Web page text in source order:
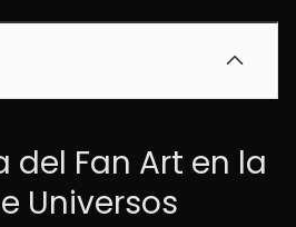
del Fan Art en la
Universos